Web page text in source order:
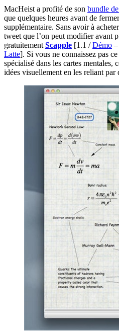
MacHeist a profité de son bundle
que quelques heures avant de
supplémentaire. Sans avoir à
tweet que l’on peut modifier avant
gratuitement Scapple [1.1 /Démo
Latte]. Si vous ne connaissez pas
spécialisé dans les cartes mentales,
idées visuellement en les reliant par